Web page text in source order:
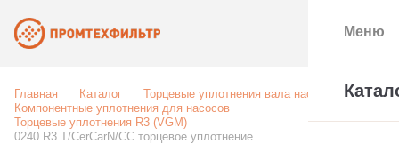
Главная Каталог
Торцевые уплотнения вала насоса
Компонентные уплотнения для насосов
Торцевые уплотнения R3 (VGM)
0240 R3 T/CerCarN/CC торцевое уплотнение
Меню